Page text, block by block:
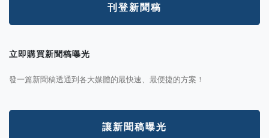
刊登新聞稿
立即購買新聞稿曝光
發一篇新聞稿透通到各大媒體的最快速、最便捷的方案！
讓新聞稿曝光